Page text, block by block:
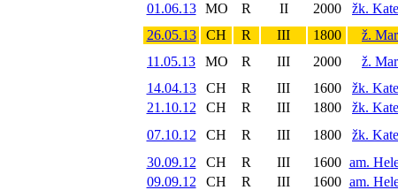
01.06.13 MO R II 2000 žk.
26.05.13
CH R III 1800 ž.
11.05.13
MO R III 2000 ž.
14.04.13
CH R III 1600 žk.
21.10.12
CH R III 1800 žk.
07.10.12
CH R III 1800 žk.
30.09.12
CH R III 1600 am.
09.09.12
CH R III 1600 am.